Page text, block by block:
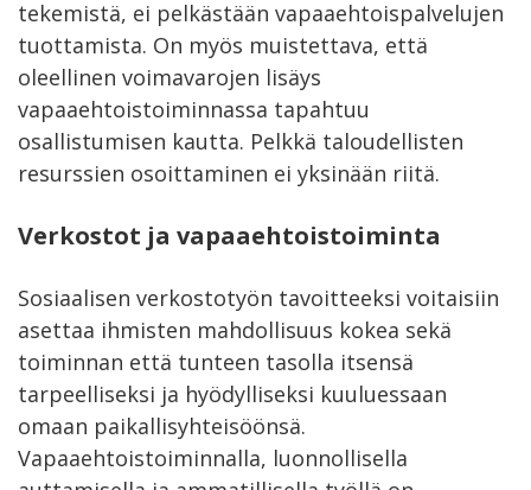
tekemistä, ei pelkästään vapaaehtoispalvelujen
tuottamista. On myös muistettava, että
oleellinen voimavarojen lisäys
vapaaehtoistoiminnassa tapahtuu
osallistumisen kautta. Pelkkä taloudellisten
resurssien osoittaminen ei yksinään riitä.
Verkostot ja vapaaehtoistoiminta
Sosiaalisen verkostotyön tavoitteeksi voitaisiin
asettaa ihmisten mahdollisuus kokea sekä
toiminnan että tunteen tasolla itsensä
tarpeelliseksi ja hyödylliseksi kuuluessaan
omaan paikallisyhteisöönsä.
Vapaaehtoistoiminnalla, luonnollisella